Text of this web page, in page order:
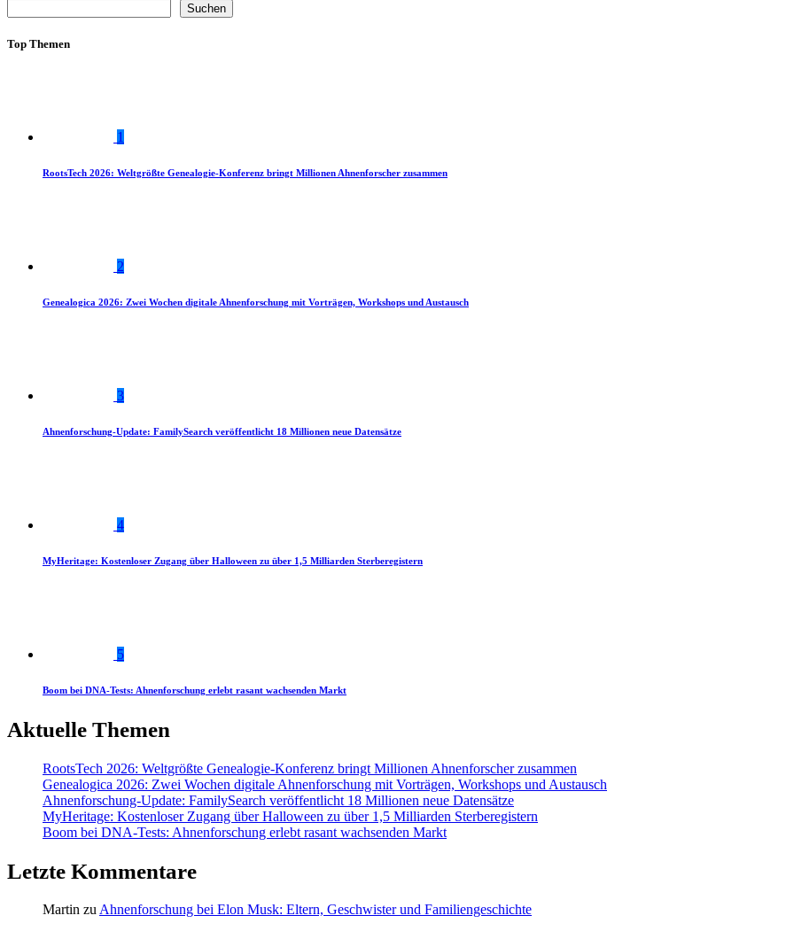
Suchen
Top Themen
1
RootsTech 2026: Weltgrößte Genealogie-Konferenz bringt Millionen Ahnenforscher zusammen
2
Genealogica 2026: Zwei Wochen digitale Ahnenforschung mit Vorträgen, Workshops und Austausch
3
Ahnenforschung-Update: FamilySearch veröffentlicht 18 Millionen neue Datensätze
4
MyHeritage: Kostenloser Zugang über Halloween zu über 1,5 Milliarden Sterberegistern
5
Boom bei DNA-Tests: Ahnenforschung erlebt rasant wachsenden Markt
Aktuelle Themen
RootsTech 2026: Weltgrößte Genealogie-Konferenz bringt Millionen Ahnenforscher zusammen
Genealogica 2026: Zwei Wochen digitale Ahnenforschung mit Vorträgen, Workshops und Austausch
Ahnenforschung-Update: FamilySearch veröffentlicht 18 Millionen neue Datensätze
MyHeritage: Kostenloser Zugang über Halloween zu über 1,5 Milliarden Sterberegistern
Boom bei DNA-Tests: Ahnenforschung erlebt rasant wachsenden Markt
Letzte Kommentare
Martin zu Ahnenforschung bei Elon Musk: Eltern, Geschwister und Familiengeschichte